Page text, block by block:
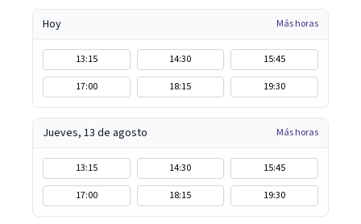
Hoy Más horas
13:15 14:30
15:45
17:00
18:15 19:30
Jueves, 13 de agosto Más horas
13:15 14:30
15:45
17:00
18:15 19:30